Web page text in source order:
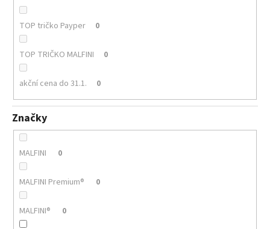
TOP tričko Payper 0
TOP TRIČKO MALFINI 0
akční cena do 31.1. 0
Značky
MALFINI 0
MALFINI Premium® 0
MALFINI® 0